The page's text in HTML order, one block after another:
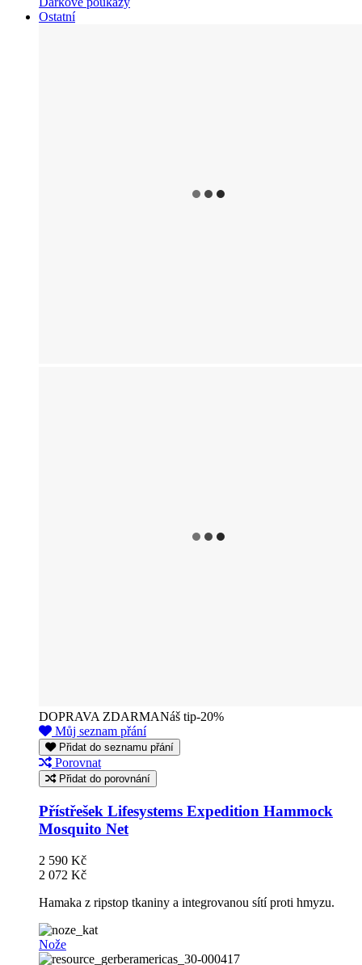
Ostatní
DOPRAVA ZDARMANáš tip-20%
Můj seznam přání
Přidat do seznamu přání
Porovnat
Přidat do porovnání
Přístřešek Lifesystems Expedition Hammock
Mosquito Net
2 590 Kč
2 072 Kč
Hamaka z ripstop tkaniny a integrovanou sítí proti hmyzu.
Nože